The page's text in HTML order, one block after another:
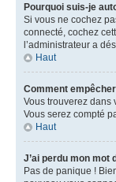
Pourquoi suis-je
Si vous ne cochez
connecté, cochez
l’administrateur a
Haut
Comment
Vous trouverez dans
Vous serez compté
Haut
J’ai perdu mon mot
Pas de panique !